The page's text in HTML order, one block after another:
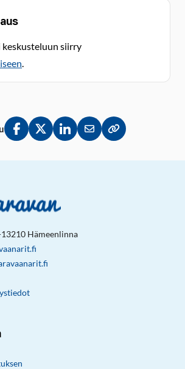
keskusteluun siirry
.
Jaa Facebookissa
Jaa Twitterissä
Jaa LinkedInissä
Jaa sähköpostitse
Kopioi linkki
Hämeenlinna